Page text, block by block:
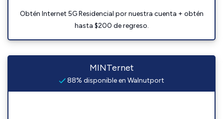
Obtén Internet 5G Residencial por nuestra cuenta + obtén
hasta $200 de regreso.
MINTernet
88% disponible en Walnutport